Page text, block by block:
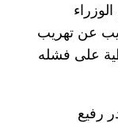
عن تهريب
على فشله
رفيع